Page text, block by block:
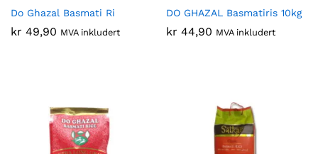
Do Ghazal Basmati Ri
kr 49,90 MVA inkludert
DO GHAZAL Basmatiris 10kg
kr 44,90 MVA inkludert